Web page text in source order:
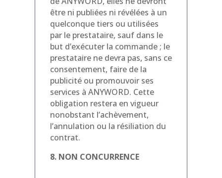
être ni publiées ni révélées à un
quelconque tiers ou utilisées
par le prestataire, sauf dans le
but d’exécuter la commande ; le
prestataire ne devra pas, sans ce
consentement, faire de la
publicité ou promouvoir ses
services à ANYWORD. Cette
obligation restera en vigueur
nonobstant l’achèvement,
l’annulation ou la résiliation du
contrat.
8. NON CONCURRENCE